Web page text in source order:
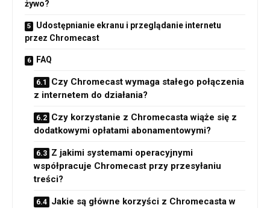
żywo?
Udostępnianie ekranu i przeglądanie internetu
przez Chromecast
FAQ
Czy Chromecast wymaga stałego połączenia
z internetem do działania?
Czy korzystanie z Chromecasta wiąże się z
dodatkowymi opłatami abonamentowymi?
Z jakimi systemami operacyjnymi
współpracuje Chromecast przy przesyłaniu
treści?
Jakie są główne korzyści z Chromecasta w